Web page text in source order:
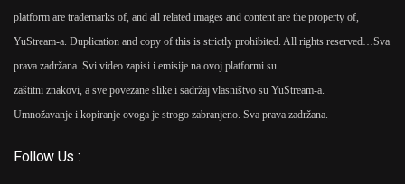
2004
6
Kad Porastem Biću Kengur
2004 AsSergej Trifunović
platform are trademarks of, and all related images and content are the property of,
YuStream-a. Duplication and copy of this is strictly prohibited. All rights reserved…Sva
prava zadržana. Svi video zapisi i emisije na ovoj platformi su
zaštitni znakovi, a sve povezane slike i sadržaj vlasništvo su YuStream-a.
Umnožavanje i kopiranje ovoga je strogo zabranjeno. Sva prava zadržana.
Follow Us :